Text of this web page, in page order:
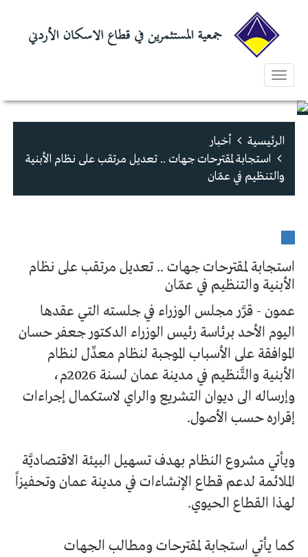
Toggle
navigation
الرئيسية
أخبار
استجابة لمقترحات جهات .. تعديل مرتقب على نظام الأبنية
والتنظيم في عمّان
استجابة لمقترحات جهات .. تعديل مرتقب على نظام
الأبنية والتنظيم في عمّان
عمون - قرَّر مجلس الوزراء في جلسته التي عقدها
اليوم الأحد برئاسة رئيس الوزراء الدكتور جعفر حسان
الموافقة على الأسباب الموجبة لنظام معدِّل لنظام
الأبنية والتَّنظيم في مدينة عمان لسنة 2026م،
وإرساله الى ديوان التشريع والراي لاستكمال إجراءات
إقراره حسب الأصول.
ويأتي مشروع النظام بهدف تسهيل البيئة الاقتصاديَّة
الملائمة لدعم قطاع الإنشاءات في مدينة عمان وتحفيزاً
لهذا القطاع الحيوي.
كما يأتي استجابة لمقترحات ومطالب الجهات